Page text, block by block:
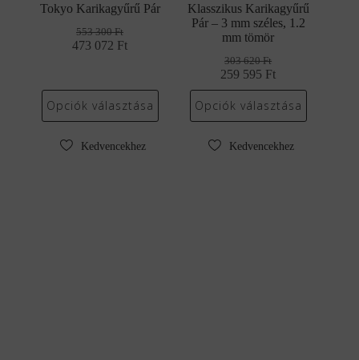
Tokyo Karikagyűrű Pár
553 300Ft
Original
553
300 Ft.
473 072 Ft
Current
473
072 Ft.
Opciók választása
Kedvencekhez
Klasszikus Karikagyűrű
Pár – 3 mm széles, 1.2
mm tömör
303 620Ft
Original
price
was:
259 595 Ft
Current
price
is:
Opciók választása
Kedvencekhez